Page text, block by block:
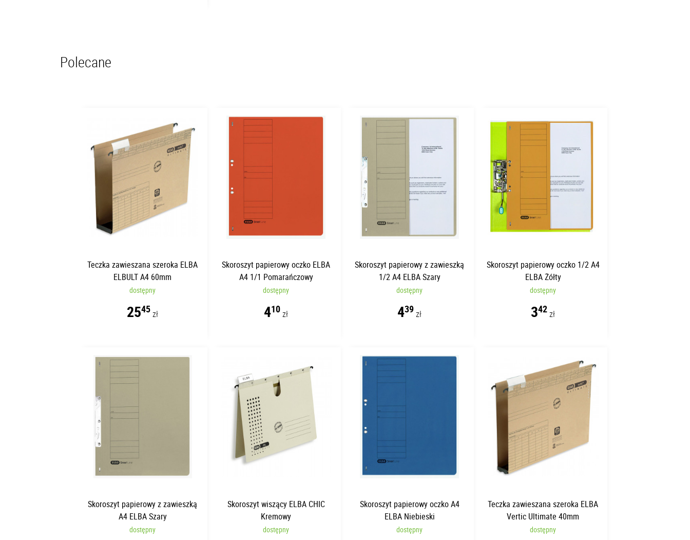
Polecane
Teczka zawieszana szeroka ELBA
ELBULT A4 60mm
dostępny
2545zł
Skoroszyt papierowy oczko ELBA
A4 1/1 Pomarańczowy
dostępny
410zł
Skoroszyt papierowy z zawieszką
1/2 A4 ELBA Szary
dostępny
439zł
Skoroszyt papierowy oczko 1/2 A4
ELBA Żółty
dostępny
342zł
Skoroszyt papierowy z zawieszką
A4 ELBA Szary
dostępny
Skoroszyt wiszący ELBA CHIC
Kremowy
dostępny
Skoroszyt papierowy oczko A4
ELBA Niebieski
dostępny
Teczka zawieszana szeroka ELBA
Vertic Ultimate 40mm
dostępny